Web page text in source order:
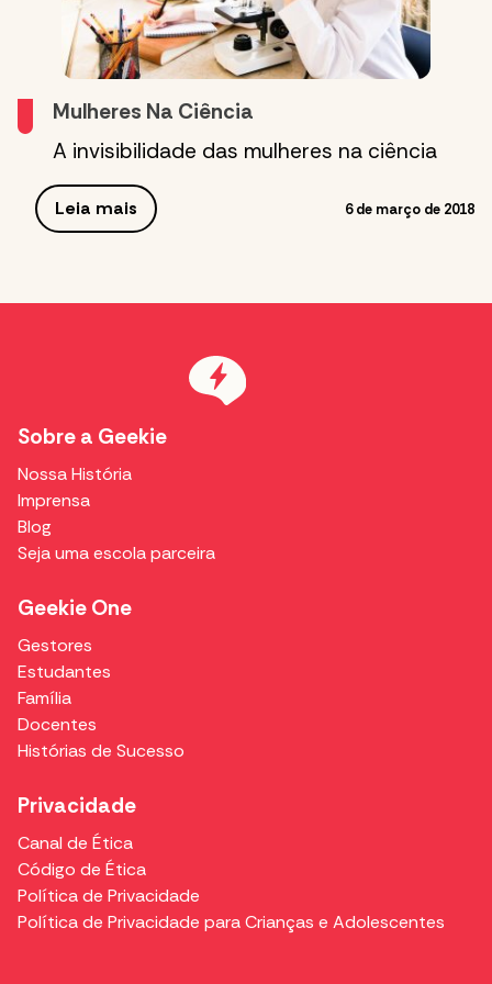
Mulheres Na Ciência
A invisibilidade das mulheres na ciência
Leia mais 6 de março de 2018
Sobre a Geekie
Nossa História
Imprensa
Blog
Seja uma escola parceira
Geekie One
Gestores
Estudantes
Família
Docentes
Histórias de Sucesso
Privacidade
Canal de Ética
Código de Ética
Política de Privacidade
Política de Privacidade para Crianças e Adolescentes